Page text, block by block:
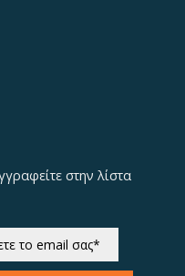
στην λίστα